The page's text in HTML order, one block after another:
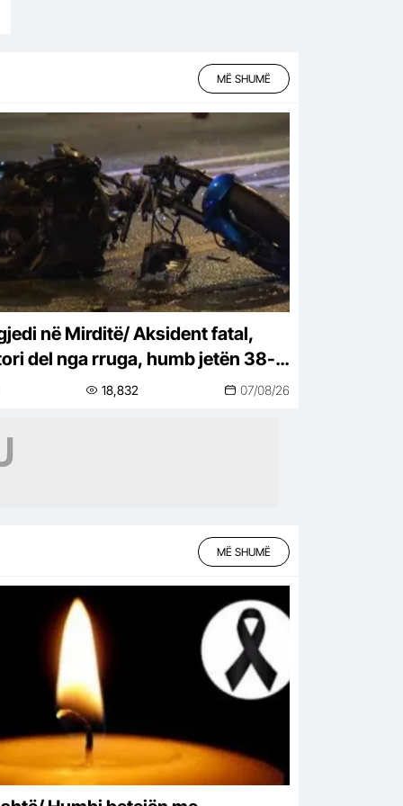
MË SHUMË
në Mirditë/ Aksident fatal,
del nga rruga, humb jetën 38-
detaje
18,832 07/08/26
MË SHUMË